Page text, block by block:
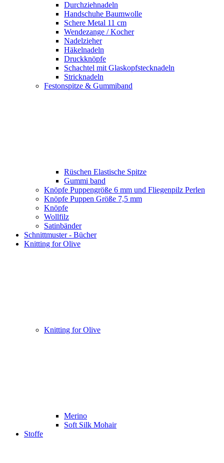
Durchziehnadeln
Handschuhe Baumwolle
Schere Metal 11 cm
Wendezange / Kocher
Nadelzieher
Häkelnadeln
Druckknöpfe
Schachtel mit Glaskopfstecknadeln
Stricknadeln
Festonspitze & Gummiband
Rüschen Elastische Spitze
Gummi band
Knöpfe Puppengröße 6 mm und Fliegenpilz Perlen
Knöpfe Puppen Größe 7,5 mm
Knöpfe
Wollfilz
Satinbänder
Schnittmuster - Bücher
Knitting for Olive
Knitting for Olive
Merino
Soft Silk Mohair
Stoffe